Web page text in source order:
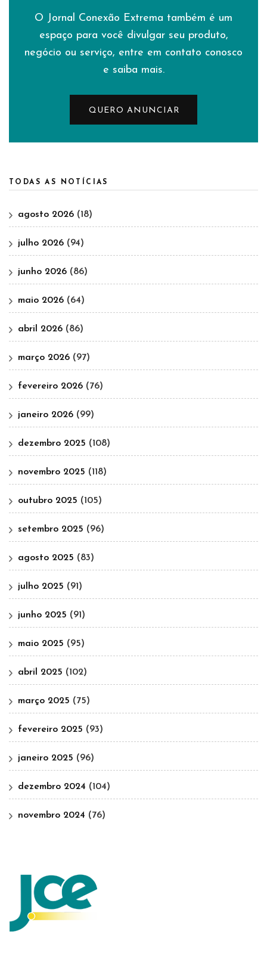
O Jornal Conexão Extrema também é um
espaço para você divulgar seu produto,
negócio ou serviço, entre em contato conosco
e saiba mais.
QUERO ANUNCIAR
TODAS AS NOTÍCIAS
agosto 2026 (18)
julho 2026 (94)
junho 2026 (86)
maio 2026 (64)
abril 2026 (86)
março 2026 (97)
fevereiro 2026 (76)
janeiro 2026 (99)
dezembro 2025 (108)
novembro 2025 (118)
outubro 2025 (105)
setembro 2025 (96)
agosto 2025 (83)
julho 2025 (91)
junho 2025 (91)
maio 2025 (95)
abril 2025 (102)
março 2025 (75)
fevereiro 2025 (93)
janeiro 2025 (96)
dezembro 2024 (104)
novembro 2024 (76)